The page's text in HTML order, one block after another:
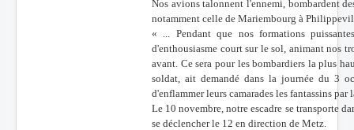
Nos avions talonnent l'ennemi, bombardent
notamment celle de Mariembourg à
« ... Pendant que nos formations
d'enthousiasme court sur le sol, animant nos
avant. Ce sera pour les bombardiers la plus
soldat, ait demandé dans la journée du 3
d'enflammer leurs camarades les fantassins
Le 10 novembre, notre escadre se transporte
se déclencher le 12 en direction de Metz.